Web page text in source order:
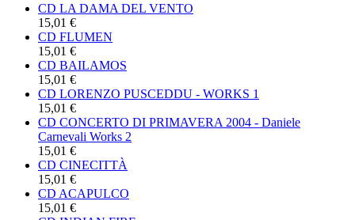
CD LA DAMA DEL VENTO
15,01 €
CD FLUMEN
15,01 €
CD BAILAMOS
15,01 €
CD LORENZO PUSCEDDU - WORKS 1
15,01 €
CD CONCERTO DI PRIMAVERA 2004 - Daniele
Carnevali Works 2
15,01 €
CD CINECITTÀ
15,01 €
CD ACAPULCO
15,01 €